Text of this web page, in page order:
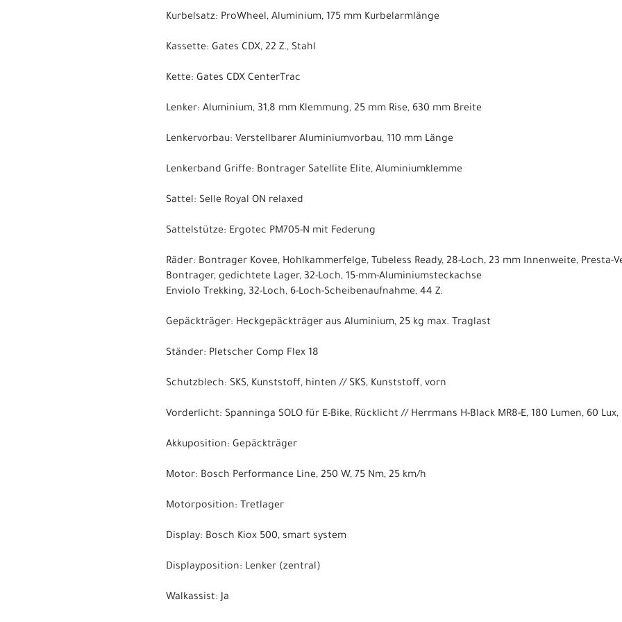
Kurbelsatz: ProWheel, Aluminium, 175 mm Kurbelarmlänge
Kassette: Gates CDX, 22 Z., Stahl
Kette: Gates CDX CenterTrac
Lenker: Aluminium, 31,8 mm Klemmung, 25 mm Rise, 630 mm Breite
Lenkervorbau: Verstellbarer Aluminiumvorbau, 110 mm Länge
Lenkerband Griffe: Bontrager Satellite Elite, Aluminiumklemme
Sattel: Selle Royal ON relaxed
Sattelstütze: Ergotec PM705-N mit Federung
Räder: Bontrager Kovee, Hohlkammerfelge, Tubeless Ready, 28-Loch, 23 mm Innenweite, Presta-
Bontrager, gedichtete Lager, 32-Loch, 15-mm-Aluminiumsteckachse
Enviolo Trekking, 32-Loch, 6-Loch-Scheibenaufnahme, 44 Z.
Gepäckträger: Heckgepäckträger aus Aluminium, 25 kg max. Traglast
Ständer: Pletscher Comp Flex 18
Schutzblech: SKS, Kunststoff, hinten // SKS, Kunststoff, vorn
Vorderlicht: Spanninga SOLO für E-Bike, Rücklicht // Herrmans H-Black MR8-E, 180 Lumen, 60
Akkuposition: Gepäckträger
Motor: Bosch Performance Line, 250 W, 75 Nm, 25 km/h
Motorposition: Tretlager
Display: Bosch Kiox 500, smart system
Displayposition: Lenker (zentral)
Walkassist: Ja